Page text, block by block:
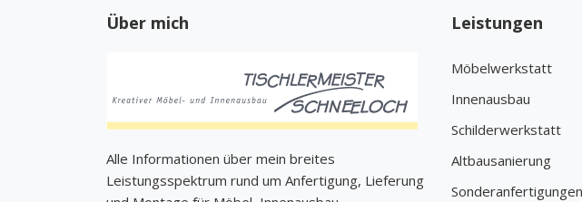
Über mich
Alle Informationen über mein breites
Leistungsspektrum rund um Anfertigung, Lieferung
Leistungen
Möbelwerkstatt
Innenausbau
Schilderwerkstatt
Altbausanierung
Sonderanfertigungen